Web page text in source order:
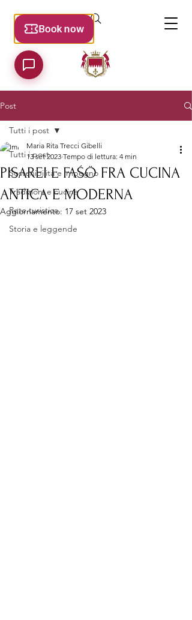
Post
Tutti i post
Sostenibilità e impegno
Tradizioni e cucina
Rete turistica
Storia e leggende
Tutti i post
PISAREI E FAŚÖ FRA CUCINA
ANTICA E MODERNA
Maria Rita Trecci Gibelli
13 set 2023 Tempo di lettura: 4 min
Aggiornamento: 17 set 2023